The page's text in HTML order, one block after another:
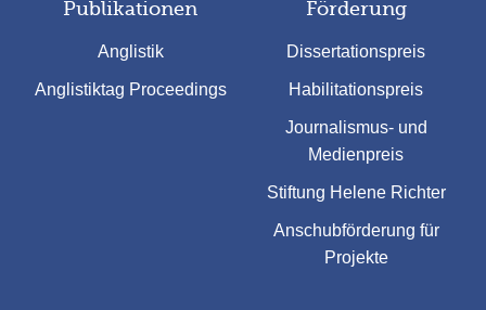
Publikationen
Anglistik
Anglistiktag Proceedings
Förderung
Dissertationspreis
Habilitationspreis
Journalismus- und
Medienpreis
Stiftung Helene Richter
Anschubförderung für
Projekte